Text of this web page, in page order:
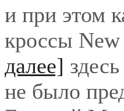
и при этом
кроссы
далее]
не было